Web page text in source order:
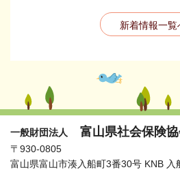
新着情報一覧
一般財団法人 富山県社会保険
〒930-0805
富山県富山市湊入船町3番30号 KNB 入